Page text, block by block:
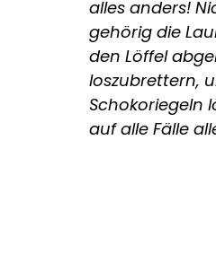
alles anders!
gehörig die
den Löffel
loszubrettern,
Schokoriegeln
auf alle Fälle